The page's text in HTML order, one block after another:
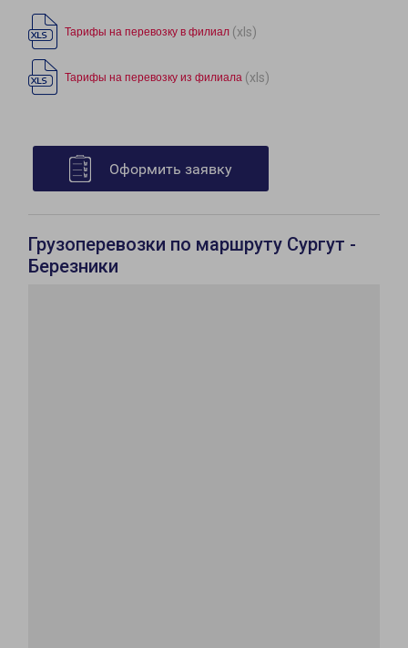
Тарифы на перевозку в филиал (xls)
Тарифы на перевозку из филиала (xls)
Оформить заявку
Грузоперевозки по маршруту Сургут -
Березники